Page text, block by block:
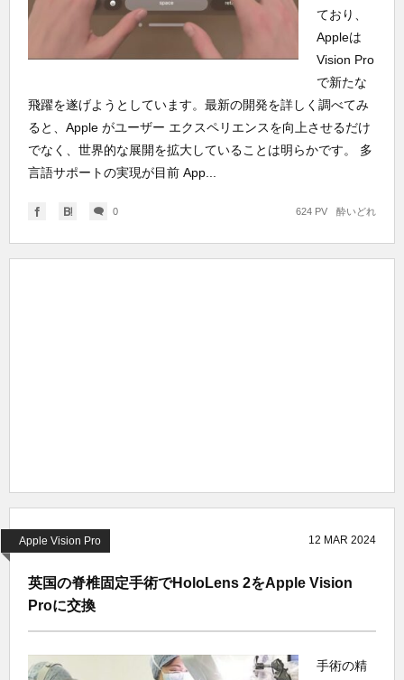
ており、
Appleは
Vision Pro
で新たな
飛躍を遂げようとしています。最新の開発を詳しく調べてみ
ると、Apple がユーザー エクスペリエンスを向上させるだけ
でなく、世界的な展開を拡大していることは明らかです。 多
言語サポートの実現が目前 App...
0 酔いどれ
624 PV
Apple Vision Pro 12 MAR 2024
英国の脊椎固定手術でHoloLens 2をApple Vision
Proに交換
手術の精